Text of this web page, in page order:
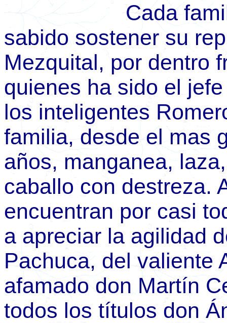
Cada familia,
sabido sostener su
Mezquital, por dentro
quienes ha sido el
los inteligentes
familia, desde el mas
años, manganea,
caballo con destreza.
encuentran por casi
a apreciar la agilidad
Pachuca, del valiente
afamado don Martín
todos los títulos don